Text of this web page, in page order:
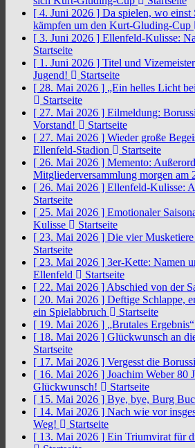
[ 4. Juni 2026 ] Da spielen, wo einst
kämpfen um den Kurt-Gluding-Cup
[ 3. Juni 2026 ] Ellenfeld-Kulisse:
Startseite
[ 1. Juni 2026 ] Titel und
Jugend!
Startseite
[ 28. Mai 2026 ] „Ein helles Licht
Startseite
[ 27. Mai 2026 ] Eilmeldung:
Vorstand!
Startseite
[ 27. Mai 2026 ] Wieder große
Ellenfeld-Stadion
Startseite
[ 26. Mai 2026 ] Memento:
Mitgliederversammlung morgen am
[ 26. Mai 2026 ] Ellenfeld-Kulisse:
Startseite
[ 25. Mai 2026 ] Emotionaler
Kulisse
Startseite
[ 23. Mai 2026 ] Die vier
Startseite
[ 23. Mai 2026 ] 3er-Kette: Namen
Ellenfeld
Startseite
[ 22. Mai 2026 ] Abschied von der
[ 20. Mai 2026 ] Deftige Schlappe,
ein Spielabbruch
Startseite
[ 19. Mai 2026 ] „Brutales Ergebnis“
[ 18. Mai 2026 ] Glückwunsch an
Startseite
[ 17. Mai 2026 ] Vergesst die
[ 16. Mai 2026 ] Joachim Weber 80
Glückwunsch!
Startseite
[ 15. Mai 2026 ] Bye, bye, Burg
[ 14. Mai 2026 ] Nach wie vor
Weg!
Startseite
[ 13. Mai 2026 ] Ein Triumvirat für